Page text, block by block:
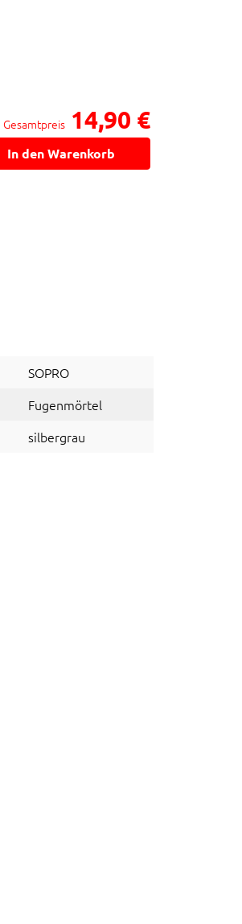
Gesamtpreis 14,90 €
In den Warenkorb
SOPRO
Fugenmörtel
silbergrau